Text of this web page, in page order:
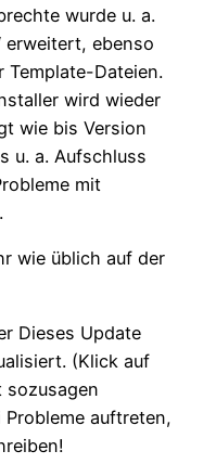
wurde u. a.
erweitert, ebenso
Template-Dateien.
wird wieder
wie bis Version
u. a. Aufschluss
mit
wie üblich auf der
Dieses Update
(Klick auf
sozusagen
auftreten,